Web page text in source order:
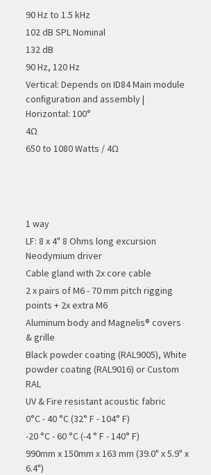
90 Hz to 1.5 kHz
102 dB SPL Nominal
132 dB
90 Hz, 120 Hz
Vertical: Depends on ID84 Main module
conﬁguration and assembly |
Horizontal: 100°
4Ω
650 to 1080 Watts / 4Ω
1 way
LF: 8 x 4" 8 Ohms long excursion
Neodymium driver
Cable gland with 2x core cable
2 x pairs of M6 - 70 mm pitch rigging
points + 2x extra M6
Aluminum body and Magnelis® covers
& grille
Black powder coating (RAL9005), White
powder coating (RAL9016) or Custom
RAL
UV & Fire resistant acoustic fabric
0°C - 40 °C (32° F - 104° F)
-20 °C - 60 °C (-4 ° F - 140° F)
990mm x 150mm x 163 mm (39.0" x 5.9" x
6.4")